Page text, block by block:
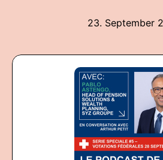
23. September